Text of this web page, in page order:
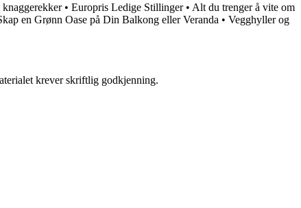
• Europris Ledige Stillinger• Alt du trenger å vite om
en Grønn Oase på Din Balkong eller Veranda • Vegghyller og
krever skriftlig godkjenning.